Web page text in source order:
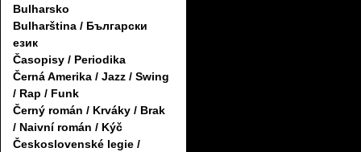
Bulharsko
Bulharština / Български
език
Časopisy / Periodika
Černá Amerika / Jazz / Swing
/ Rap / Funk
Černý román / Krváky / Brak
/ Naivní román / Kýč
Československé legie /